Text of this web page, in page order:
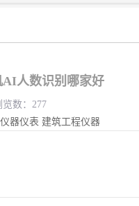
人数识别哪家好
数：277
器仪表 建筑工程仪器